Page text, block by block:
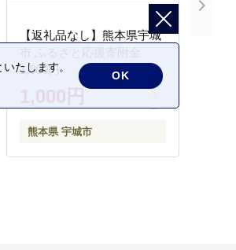
【返礼品なし】熊本県宇城
市 ふるさと応援寄附金
1,000円
1,000円
熊本県 宇城市
たします。
OK